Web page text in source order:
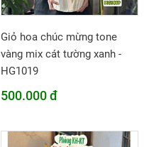
Giỏ hoa chúc mừng tone
vàng mix cát tường xanh -
HG1019
500.000 đ